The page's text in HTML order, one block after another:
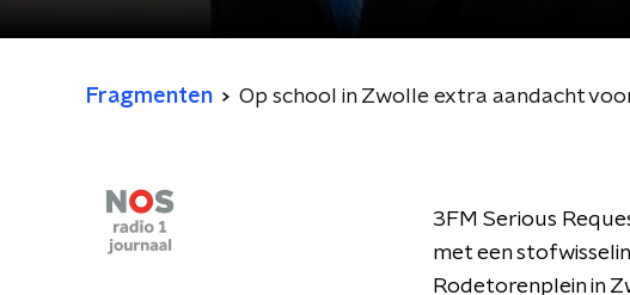
Fragmenten Op school in Zwolle extra aandacht
3FM Serious
met een
Rodetorenplein in